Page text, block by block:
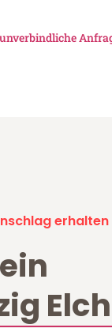
unverbindliche
erhalten